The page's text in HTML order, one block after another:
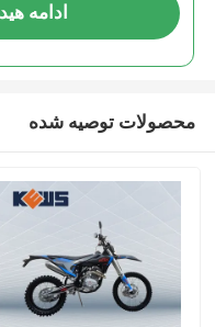
ادامه هید
محصولات توصیه شده